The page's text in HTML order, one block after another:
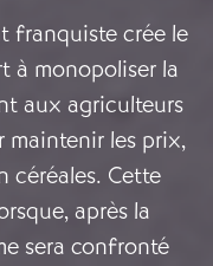
franquiste crée le
à monopoliser la
aux agriculteurs
maintenir les prix,
céréales. Cette
après la
sera confronté